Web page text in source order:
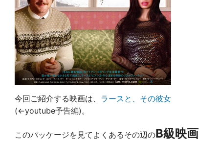
今回ご紹介する映画は、 ラースと、その彼女
(←youtube予告編)。
このパッケージを見てよくあるその辺のB級映画